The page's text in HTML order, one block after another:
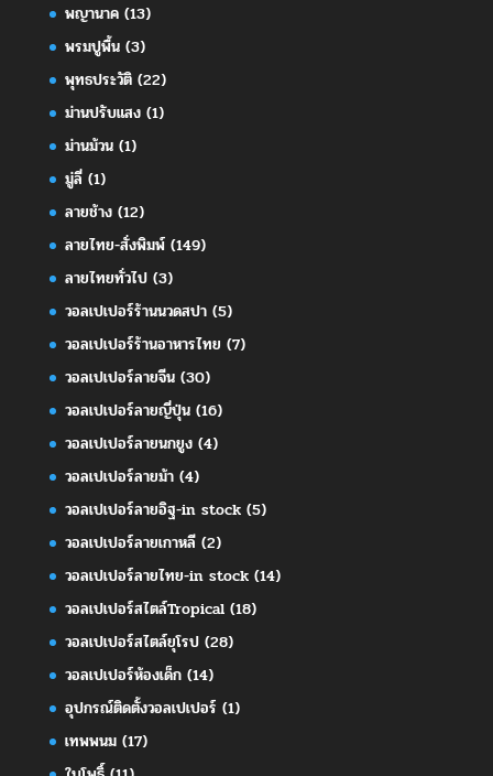
พญานาค(13)
พรมปูพื้น(3)
พุทธประวัติ(22)
ม่านปรับแสง(1)
ม่านม้วน(1)
มู่ลี่(1)
ลายช้าง(12)
ลายไทย-สั่งพิมพ์(149)
ลายไทยทั่วไป(3)
วอลเปเปอร์ร้านนวดสปา(5)
วอลเปเปอร์ร้านอาหารไทย (7)
วอลเปเปอร์ลายจีน(30)
วอลเปเปอร์ลายญี่ปุ่น(16)
วอลเปเปอร์ลายนกยูง(4)
วอลเปเปอร์ลายม้า(4)
วอลเปเปอร์ลายอิฐ-in stock(5)
วอลเปเปอร์ลายเกาหลี(2)
วอลเปเปอร์ลายไทย-in stock(14)
วอลเปเปอร์สไตล์Tropical(18)
วอลเปเปอร์สไตล์ยุโรป(28)
วอลเปเปอร์ห้องเด็ก(14)
อุปกรณ์ติดตั้งวอลเปเปอร์ (1)
เทพพนม(17)